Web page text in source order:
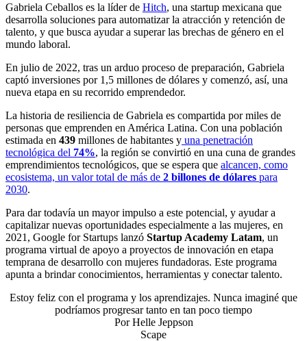
Gabriela Ceballos es la líder de Hitch, una startup mexicana que
desarrolla soluciones para automatizar la atracción y retención de
talento, y que busca ayudar a superar las brechas de género en el
mundo laboral.
En julio de 2022, tras un arduo proceso de preparación, Gabriela
captó inversiones por 1,5 millones de dólares y comenzó, así, una
nueva etapa en su recorrido emprendedor.
La historia de resiliencia de Gabriela es compartida por miles de
personas que emprenden en América Latina. Con una población
estimada en 439 millones de habitantes y una penetración
tecnológica del 74%, la región se convirtió en una cuna de grandes
emprendimientos tecnológicos, que se espera que alcancen, como
ecosistema, un valor total de más de 2 billones de dólares para
2030.
Para dar todavía un mayor impulso a este potencial, y ayudar a
capitalizar nuevas oportunidades especialmente a las mujeres, en
2021, Google for Startups lanzó Startup Academy Latam, un
programa virtual de apoyo a proyectos de innovación en etapa
temprana de desarrollo con mujeres fundadoras. Este programa
apunta a brindar conocimientos, herramientas y conectar talento.
Estoy feliz con el programa y los aprendizajes. Nunca imaginé que
podríamos progresar tanto en tan poco tiempo
Por Helle Jeppson
Scape